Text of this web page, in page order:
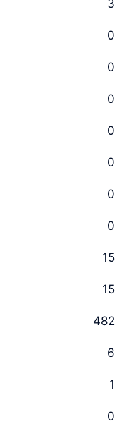
3
0
0
0
0
0
0
0
15
15
482
6
1
0